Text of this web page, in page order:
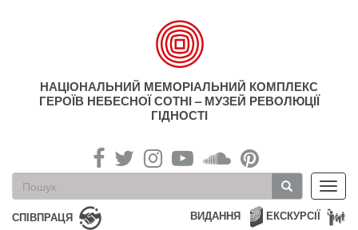
НАЦІОНАЛЬНИЙ МЕМОРІАЛЬНИЙ КОМПЛЕКС
ГЕРОЇВ НЕБЕСНОЇ СОТНІ – МУЗЕЙ РЕВОЛЮЦІЇ
ГІДНОСТІ
Пошукова
форма
Пошук
СПІВПРАЦЯ ЕКСКУРСІЇ
ВИДАННЯ